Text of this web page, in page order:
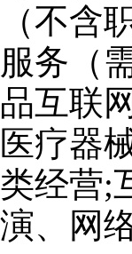
（不含
服务（
品互联
医疗器
类经营;
演、网